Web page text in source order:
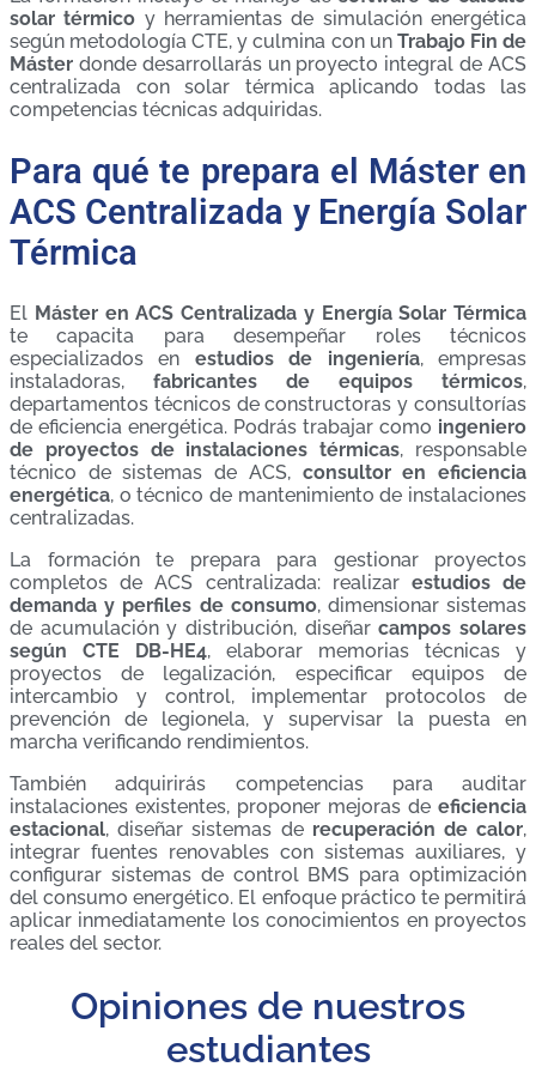
solar térmico y herramientas de simulación energética
según metodología CTE, y culmina con un Trabajo Fin de
Máster donde desarrollarás un proyecto integral de ACS
centralizada con solar térmica aplicando todas las
competencias técnicas adquiridas.
Para qué te prepara el Máster en
ACS Centralizada y Energía Solar
Térmica
El Máster en ACS Centralizada y Energía Solar Térmica
te capacita para desempeñar roles técnicos
especializados en estudios de ingeniería, empresas
instaladoras, fabricantes de equipos térmicos,
departamentos técnicos de constructoras y consultorías
de eficiencia energética. Podrás trabajar como ingeniero
de proyectos de instalaciones térmicas, responsable
técnico de sistemas de ACS, consultor en eficiencia
energética, o técnico de mantenimiento de instalaciones
centralizadas.
La formación te prepara para gestionar proyectos
completos de ACS centralizada: realizar estudios de
demanda y perfiles de consumo, dimensionar sistemas
de acumulación y distribución, diseñarcampos solares
según CTE DB-HE4, elaborar memorias técnicas y
proyectos de legalización, especificar equipos de
intercambio y control, implementar protocolos de
prevención de legionela, y supervisar la puesta en
marcha verificando rendimientos.
También adquirirás competencias para auditar
instalaciones existentes, proponer mejoras de eficiencia
estacional, diseñar sistemas de recuperación de calor,
integrar fuentes renovables con sistemas auxiliares, y
configurar sistemas de control BMS para optimización
del consumo energético. El enfoque práctico te permitirá
aplicar inmediatamente los conocimientos en proyectos
reales del sector.
Opiniones de nuestros
estudiantes